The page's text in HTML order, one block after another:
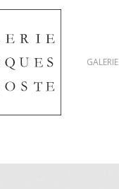
GALERIE